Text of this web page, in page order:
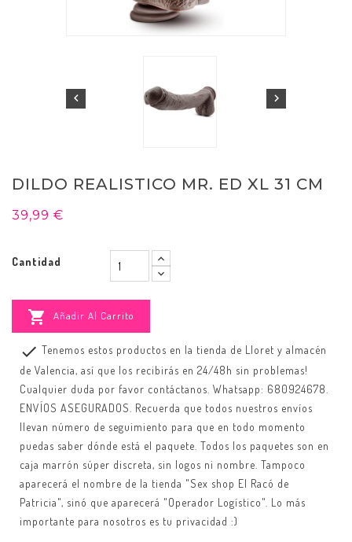
 
DILDO REALISTICO MR. ED XL 31 CM
39,99 €
Cantidad
 Añadir Al Carrito
 Tenemos estos productos en la tienda de Lloret y almacén
de Valencia, así que los recibirás en 24/48h sin problemas!
Cualquier duda por favor contáctanos. Whatsapp: 680924678.
ENVÍOS ASEGURADOS. Recuerda que todos nuestros envíos
llevan número de seguimiento para que en todo momento
puedas saber dónde está el paquete. Todos los paquetes son en
caja marrón súper discreta, sin logos ni nombre. Tampoco
aparecerá el nombre de la tienda "Sex shop El Racó de
Patricia", sinó que aparecerá "Operador Logístico". Lo más
importante para nosotros es tu privacidad :)